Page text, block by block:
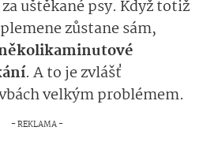
uštěkané psy. Když totiž
zůstane sám,
. A to je zvlášť
velkým problémem.